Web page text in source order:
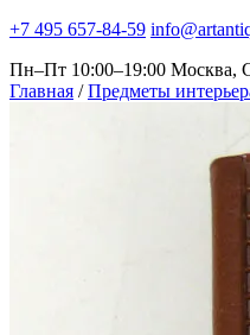
+7 495 657-84-59
Пн–Пт 10:00–19:00 Москва,
Главная / Предметы